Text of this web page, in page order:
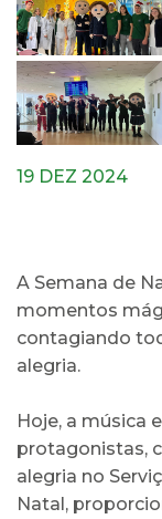
19 DEZ 2024
A Semana de
momentos
contagiando
alegria.
Hoje, a música
protagonistas,
alegria no
Natal,